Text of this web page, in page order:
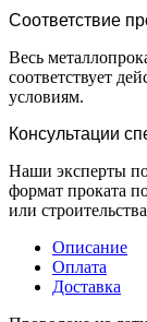
Соответствие
Весь
соответствует
условиям.
Консультации
Наши эксперты
формат проката
или
Описание
Оплата
Доставка